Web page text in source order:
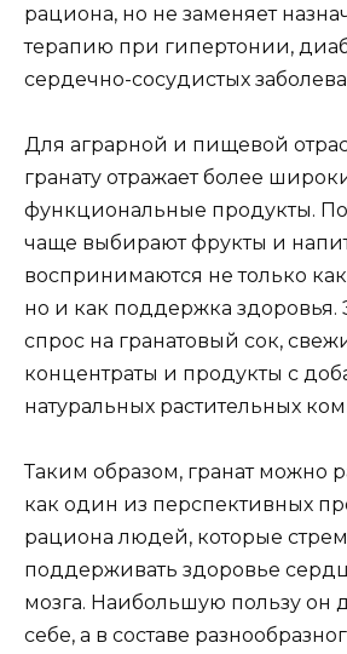
рациона, но не заменяет
терапию при гипертонии,
сердечно-сосудистых
Для аграрной и пищевой
гранату отражает более
функциональные продукты.
чаще выбирают фрукты и
воспринимаются не только
но и как поддержка здоровья.
спрос на гранатовый сок,
концентраты и продукты с
натуральных растительных
Таким образом, гранат можно
как один из перспективных
рациона людей, которые
поддерживать здоровье
мозга. Наибольшую пользу он
себе, а в составе